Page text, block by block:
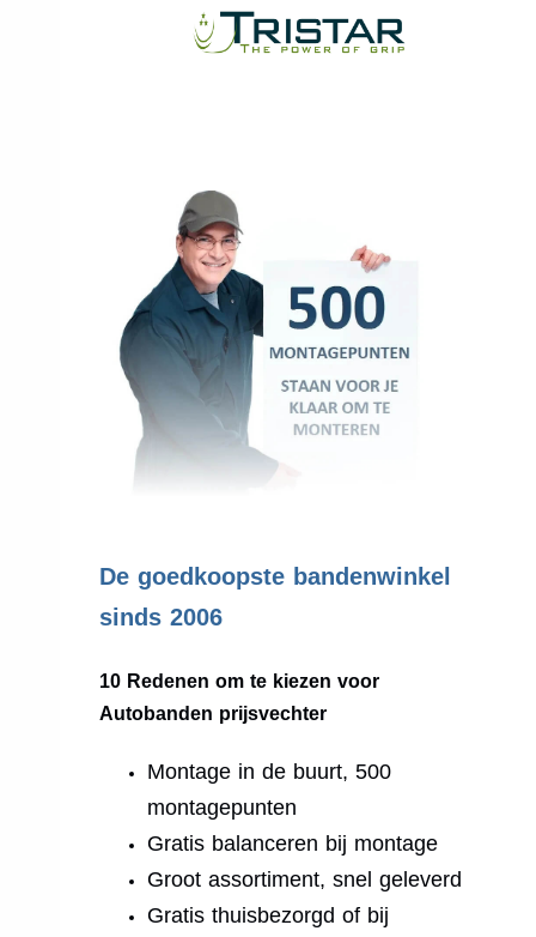
De goedkoopste bandenwinkel
sinds 2006
10 Redenen om te kiezen voor
Autobanden prijsvechter
Montage in de buurt, 500
montagepunten
Gratis balanceren bij montage
Groot assortiment, snel geleverd
Gratis thuisbezorgd of bij